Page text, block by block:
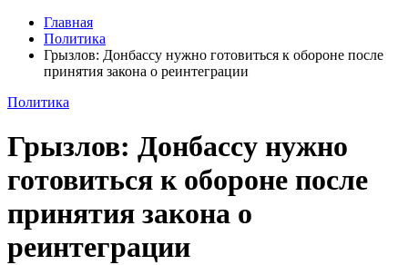
Главная
Политика
Грызлов: Донбассу нужно готовиться к обороне после
принятия закона о реинтеграции
Политика
Грызлов: Донбассу нужно
готовиться к обороне после
принятия закона о
реинтеграции